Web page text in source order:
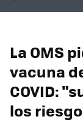
La OMS
vacuna
COVID:
los